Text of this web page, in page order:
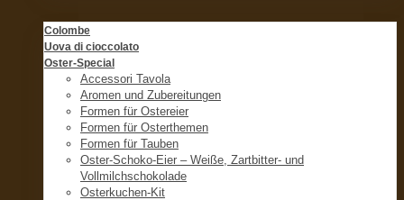
Colombe
Uova di cioccolato
Oster-Special
Accessori Tavola
Aromen und Zubereitungen
Formen für Ostereier
Formen für Osterthemen
Formen für Tauben
Oster-Schoko-Eier – Weiße, Zartbitter- und
Vollmilchschokolade
Osterkuchen-Kit